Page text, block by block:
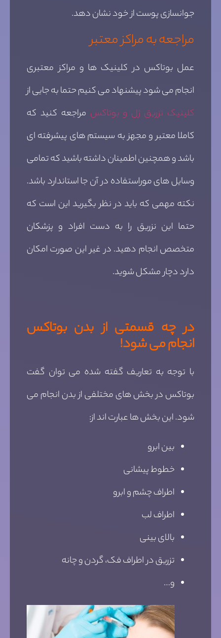
جوانسازی پوست از خود نشان دهد.
مراجعه به مراکز معتبر
عمل بوتاکس در کلینیک ها و مراکز معتبری
انجام می شود پیشنهاد می کنیم حتما به جایی از
کلینیک تزریق ژل و بوتاکس مراجعه کنید که
کاملا معتبر و مجهز به سیستم های پیشرفته ای
باشد و همچنین اطمینان داشته باشید که تمامی
وسایل های موراستفاده در آن جا استاندارد باشد.
نکته مهمی که باید در نظر بگیرید این است که
حتما این نزریق را به دست افراد و پزشکان
متخصص انجام دهید. در غیر این صورت امکان
دارد دچار مشکل شوید.
در چه قسمتی از بدن بوتاکس
انجام می شود!
با توجه به تعاریف گفته شده می توان گفت
بوتاکس در بخش های مختلفی از بدن انجام می
شود. این بخش ها عبارت اند از:
بین ابرو
خطوط پیشانی
اطراف چشم و ابرو
اطراف لب
بالای بینی
تزریق در اطراف فک، گردن و چانه
و…